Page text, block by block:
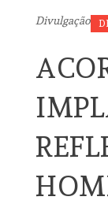
Divulgação